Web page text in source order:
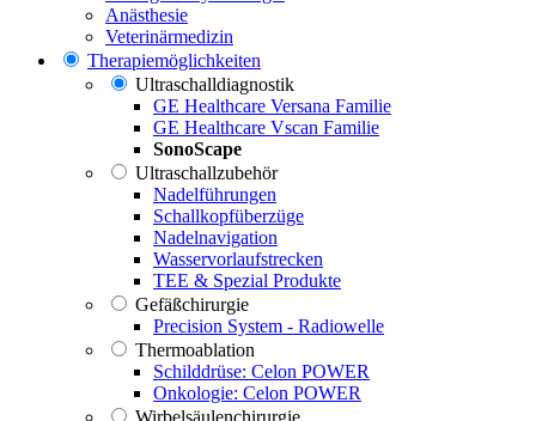
Anästhesie
Veterinärmedizin
Therapiemöglichkeiten
Ultraschalldiagnostik
GE Healthcare Versana Familie
GE Healthcare Vscan Familie
SonoScape
Ultraschallzubehör
Nadelführungen
Schallkopfüberzüge
Nadelnavigation
Wasservorlaufstrecken
TEE & Spezial Produkte
Gefäßchirurgie
Precision System - Radiowelle
Thermoablation
Schilddrüse: Celon POWER
Onkologie: Celon POWER
Wirbelsäulenchirurgie